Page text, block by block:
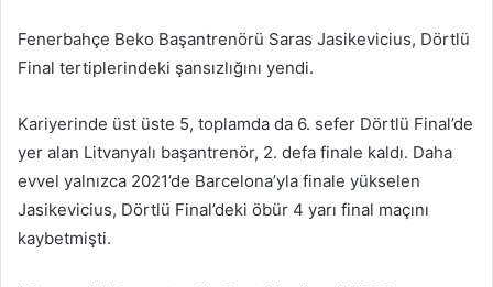
Fenerbahçe Beko Başantrenörü Saras Jasikevicius, Dörtlü
Final tertiplerindeki şansızlığını yendi.
Kariyerinde üst üste 5, toplamda da 6. sefer Dörtlü Final’de
yer alan Litvanyalı başantrenör, 2. defa finale kaldı. Daha
evvel yalnızca 2021’de Barcelona’yla finale yükselen
Jasikevicius, Dörtlü Final’deki öbür 4 yarı final maçını
kaybetmişti.